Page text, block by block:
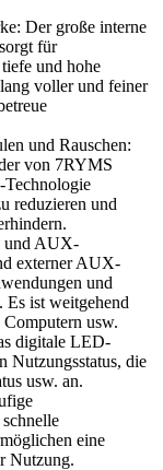
Der große interne
für
und hohe
voller und feiner
und Rauschen:
von 7RYMS
reduzieren und
und AUX-
externer AUX-
und
Es ist weitgehend
usw.
digitale LED-
Nutzungsstatus, die
usw. an.
eine
Nutzung.